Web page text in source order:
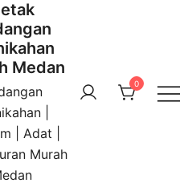
Medan
|
| Adat |
Murah
0